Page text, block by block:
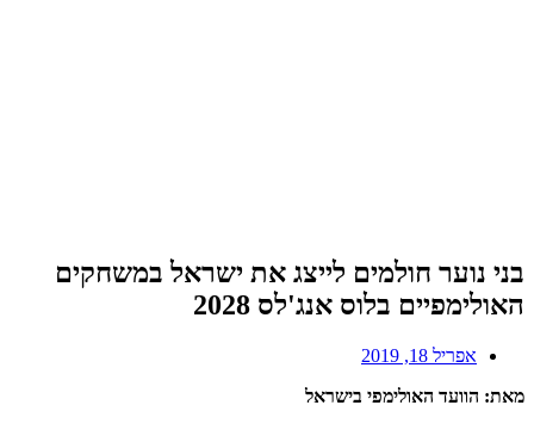
בני נוער חולמים לייצג את ישראל במשחקים
האולימפיים בלוס אנג'לס 2028
אפריל 18, 2019
מאת: הוועד האולימפי בישראל